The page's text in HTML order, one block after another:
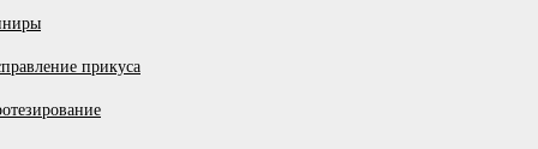
прикуса